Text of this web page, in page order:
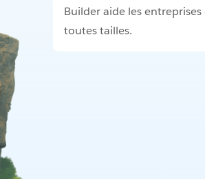
Builder aide les entreprises
toutes tailles.